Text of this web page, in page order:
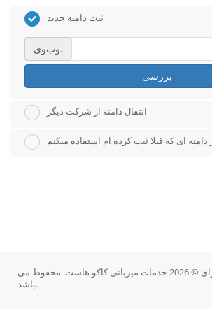
ثبت دامنه جدید
وب‌وی.
بررسی
انتقال دامنه از شرکت دیگر
دامنه ای که قبلا ثبت کرده ام استفاده میکنم
تمامی حقوق برای © 2026 خدمات میزبانی کاکو هاست. محفوط می
باشد.